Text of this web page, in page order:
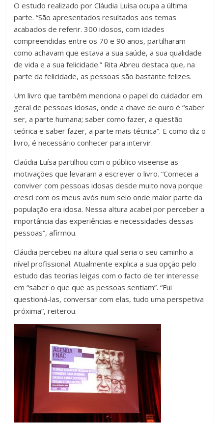
O estudo realizado por Cláudia Luísa ocupa a última
parte. “São apresentados resultados aos temas
acabados de referir. 300 idosos, com idades
compreendidas entre os 70 e 90 anos, partilharam
como achavam que estava a sua saúde, a sua qualidade
de vida e a sua felicidade.” Rita Abreu destaca que, na
parte da felicidade, as pessoas são bastante felizes.
Um livro que também menciona o papel do cuidador em
geral de pessoas idosas, onde a chave de ouro é “saber
ser, a parte humana; saber como fazer, a questão
teórica e saber fazer, a parte mais técnica”. E como diz o
livro, é necessário conhecer para intervir.
Claúdia Luísa partilhou com o público viseense as
motivações que levaram a escrever o livro. “Comecei a
conviver com pessoas idosas desde muito nova porque
cresci com os meus avós num seio onde maior parte da
população era idosa. Nessa altura acabei por perceber a
importância das experiências e necessidades dessas
pessoas”, afirmou.
Cláudia percebeu na altura qual seria o seu caminho a
nível profissional. Atualmente explica a sua opção pelo
estudo das teorias leigas com o facto de ter interesse
em “saber o que que as pessoas sentiam”. “Fui
questioná-las, conversar com elas, tudo uma perspetiva
próxima”, reiterou.